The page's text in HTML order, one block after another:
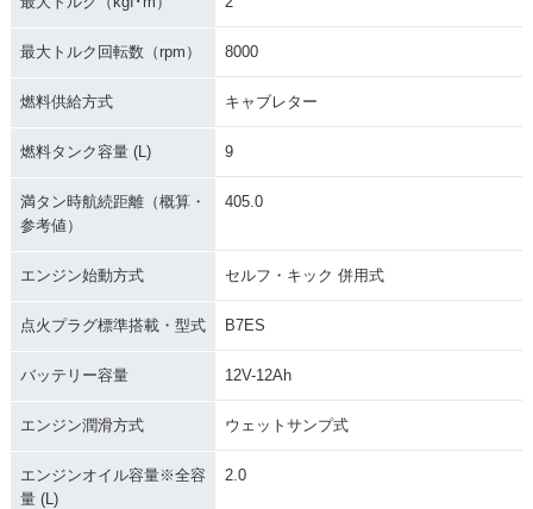
最大トルク回転数（rpm） 8000
燃料供給方式 キャブレター
燃料タンク容量 (L) 9
満タン時航続距離（概算・
参考値）
405.0
エンジン始動方式 セルフ・キック 併用式
点火プラグ標準搭載・型式 B7ES
バッテリー容量 12V-12Ah
エンジン潤滑方式 ウェットサンプ式
エンジンオイル容量※全容
量 (L)
2.0